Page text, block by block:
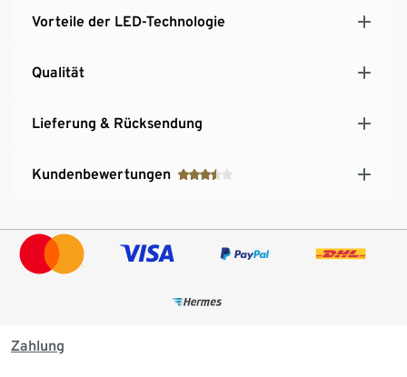
Vorteile der LED-Technologie
Qualität
Lieferung & Rücksendung
Kundenbewertungen
Zahlung